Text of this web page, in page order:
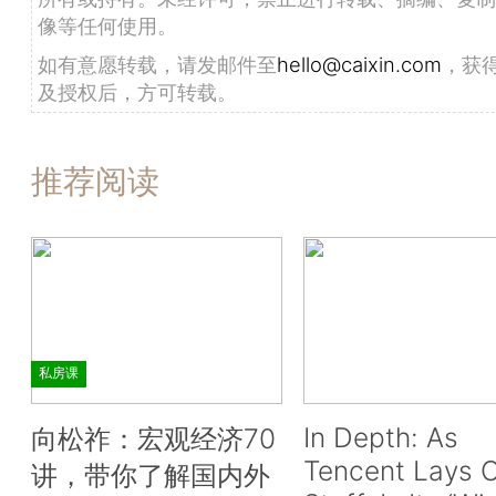
像等任何使用。
如有意愿转载，请发邮件至hello@caixin.com ，获
及授权后，方可转载。
推荐阅读
私房课
向松祚：宏观经济70
讲，带你了解国内外
In Depth: As
Tencent Lays